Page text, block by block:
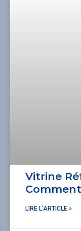
Vitrine
LIRE L'ARTICLE »